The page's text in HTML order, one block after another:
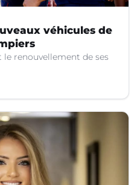
véhicules de
le renouvellement de ses